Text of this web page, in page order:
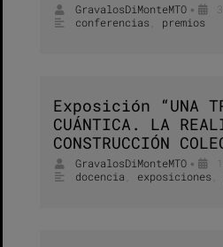
GravalosDiMonteMTO •
conferencias premios
Exposición “UNA
CUÁNTICA. LA
CONSTRUCCIÓN
GravalosDiMonteMTO •
docencia exposiciones